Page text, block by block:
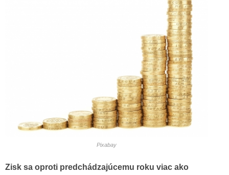
Pixabay
Zisk sa oproti predchádzajúcemu roku viac ako